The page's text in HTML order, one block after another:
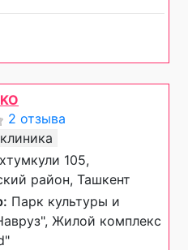
2 отзыва
105,
район, Ташкент
Парк культуры и
Жилой комплекс